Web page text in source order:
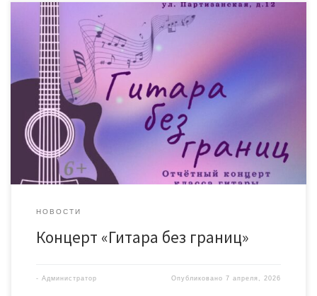
НОВОСТИ
Концерт «Гитара без границ»
- Администратор Опубликовано7 апреля, 2026